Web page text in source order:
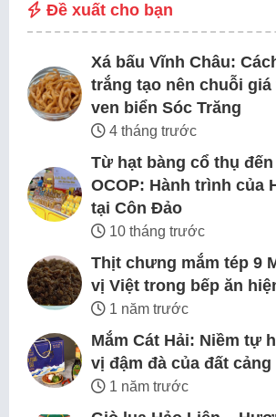
Đề xuất cho bạn
Xá bấu Vĩnh Châu:
trắng tạo nên chuỗi
ven biển Sóc Trăng
4 tháng trước
Từ hạt bàng cổ thụ đến
OCOP: Hành trình của
tại Côn Đảo
10 tháng trước
Thịt chưng mắm tép 9
vị Việt trong bếp ăn
1 năm trước
Mắm Cát Hải: Niềm tự
vị đậm đà của đất cảng
1 năm trước